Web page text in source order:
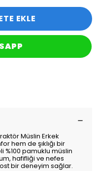
EKLE
Müslin Erkek
hem de şıklığı bir
%100 pamuklu müslin
hafifliği ve nefes
bir deneyim sağlar.